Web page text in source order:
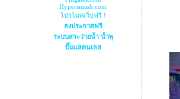
Hypersmash.com
โปรโมทเว็บฟรี !
ลงประกาศฟรี
ระบบสระว่ายน้ำ น้ำพุ
ปั๊มแสตนเลส